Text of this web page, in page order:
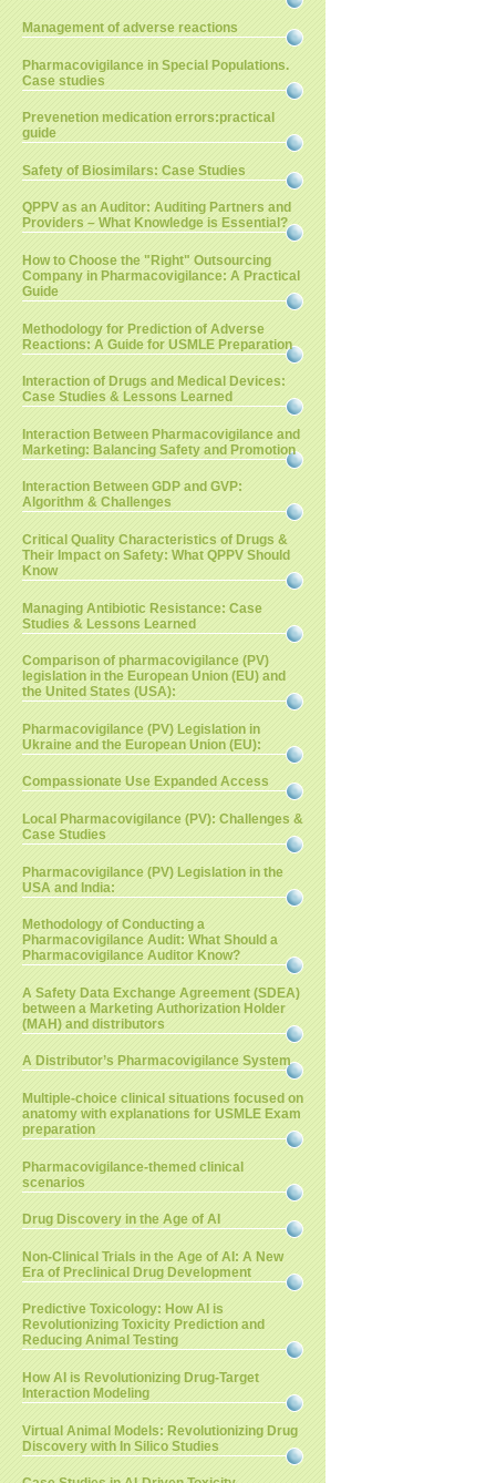
Management of adverse reactions
Pharmacovigilance in Special Populations.
Case studies
Prevenetion medication errors:practical
guide
Safety of Biosimilars: Case Studies
QPPV as an Auditor: Auditing Partners and
Providers – What Knowledge is Essential?
How to Choose the "Right" Outsourcing
Company in Pharmacovigilance: A Practical
Guide
Methodology for Prediction of Adverse
Reactions: A Guide for USMLE Preparation
Interaction of Drugs and Medical Devices:
Case Studies & Lessons Learned
Interaction Between Pharmacovigilance and
Marketing: Balancing Safety and Promotion
Interaction Between GDP and GVP:
Algorithm & Challenges
Critical Quality Characteristics of Drugs &
Their Impact on Safety: What QPPV Should
Know
Managing Antibiotic Resistance: Case
Studies & Lessons Learned
Comparison of pharmacovigilance (PV)
legislation in the European Union (EU) and
the United States (USA):
Pharmacovigilance (PV) Legislation in
Ukraine and the European Union (EU):
Compassionate Use Expanded Access
Local Pharmacovigilance (PV): Challenges &
Case Studies
Pharmacovigilance (PV) Legislation in the
USA and India:
Methodology of Conducting a
Pharmacovigilance Audit: What Should a
Pharmacovigilance Auditor Know?
A Safety Data Exchange Agreement (SDEA)
between a Marketing Authorization Holder
(MAH) and distributors
A Distributor’s Pharmacovigilance System
Multiple-choice clinical situations focused on
anatomy with explanations for USMLE Exam
preparation
Pharmacovigilance-themed clinical
scenarios
Drug Discovery in the Age of AI
Non-Clinical Trials in the Age of AI: A New
Era of Preclinical Drug Development
Predictive Toxicology: How AI is
Revolutionizing Toxicity Prediction and
Reducing Animal Testing
How AI is Revolutionizing Drug-Target
Interaction Modeling
Virtual Animal Models: Revolutionizing Drug
Discovery with In Silico Studies